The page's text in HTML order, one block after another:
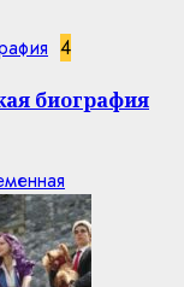
4
биография